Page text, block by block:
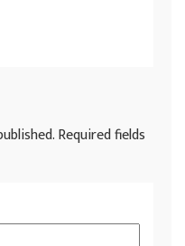
Required fields